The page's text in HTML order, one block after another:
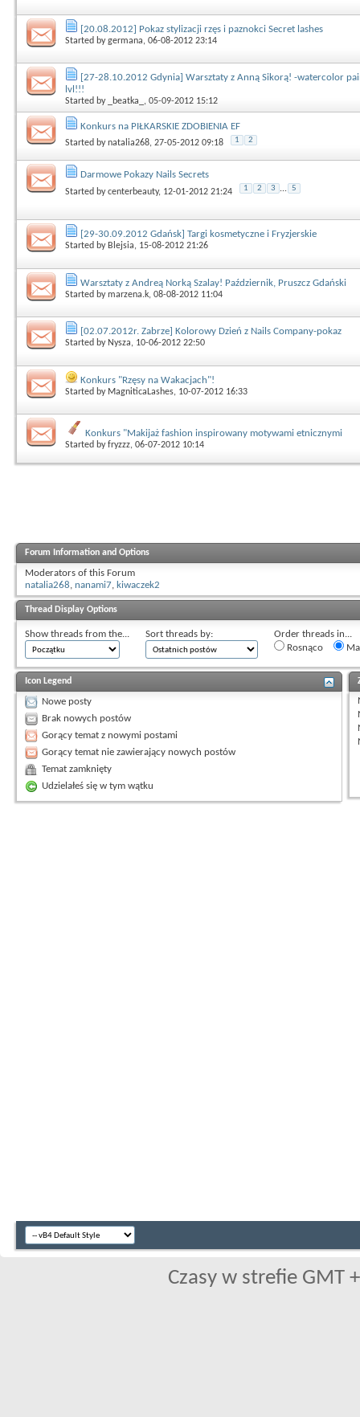
[20.08.2012] Pokaz stylizacji rzęs i paznokci Secret lashes
Started bygermana, 06-08-2012 23:14
[27-28.10.2012 Gdynia] Warsztaty z Anną Sikorą! -watercolor
lvl!!!
Started by _beatka_ , 05-09-2012 15:12
Konkurs na PIŁKARSKIE ZDOBIENIA EF
Started bynatalia268, 27-05-2012 09:18 1 2
Darmowe Pokazy Nails Secrets
Started bycenterbeauty, 12-01-2012 21:24 1 2 3 ... 5
[29-30.09.2012 Gdańsk] Targi kosmetyczne i Fryzjerskie
Started byBlejsia, 15-08-2012 21:26
Warsztaty z Andreą Norką Szalay! Październik, Pruszcz Gdański
Started bymarzena.k, 08-08-2012 11:04
[02.07.2012r. Zabrze] Kolorowy Dzień z Nails Company-pokaz
Started by Nysza, 10-06-2012 22:50
Konkurs "Rzęsy na Wakacjach"!
Started by MagniticaLashes, 10-07-2012 16:33
Konkurs "Makijaż fashion inspirowany motywami etnicznymi
Started byfryzzz, 06-07-2012 10:14
Forum Information and Options
Moderators of this Forum
natalia268, nanami7, kiwaczek2
Thread Display Options
Show threads from the... Sort threads by:
Order threads in...
Rosnąco
Icon Legend
Nowe posty
Brak nowych postów
Gorący temat z nowymi postami
Gorący temat nie zawierający nowych postów
Temat zamknięty
Udzielałeś się w tym wątku
Czasy w strefie GMT